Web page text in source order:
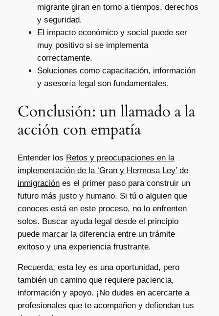
migrante giran en torno a tiempos, derechos
y seguridad.
El impacto económico y social puede ser
muy positivo si se implementa
correctamente.
Soluciones como capacitación, información
y asesoría legal son fundamentales.
Conclusión: un llamado a la
acción con empatía
Entender los Retos y preocupaciones en la
implementación de la ‘Gran y Hermosa Ley’ de
inmigraciónes el primer paso para construir un
futuro más justo y humano. Si tú o alguien que
conoces está en este proceso, no lo enfrenten
solos. Buscar ayuda legal desde el principio
puede marcar la diferencia entre un trámite
exitoso y una experiencia frustrante.
Recuerda, esta ley es una oportunidad, pero
también un camino que requiere paciencia,
información y apoyo. ¡No dudes en acercarte a
profesionales que te acompañen y defiendan tus